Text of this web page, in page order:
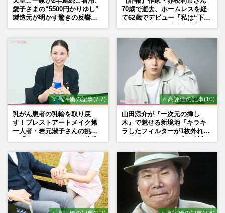
愛子さまの“5500円かりゆし”
製造元が明かす驚きの反響
70歳で逝去、ホームレスを経
て62歳でデビュー「私は“下級
⭐ 高評価の記事(7.7)
乳がん患者の乳輪を取り戻
す！ブレストアートメイク第
一人者・岩元淑子さんの挑戦
⭐ 高評価の記事(10)
山田涼介が『一次元の挿し
木』で魅せる新境地「キラキ
ラしたフィルターが1枚外れて